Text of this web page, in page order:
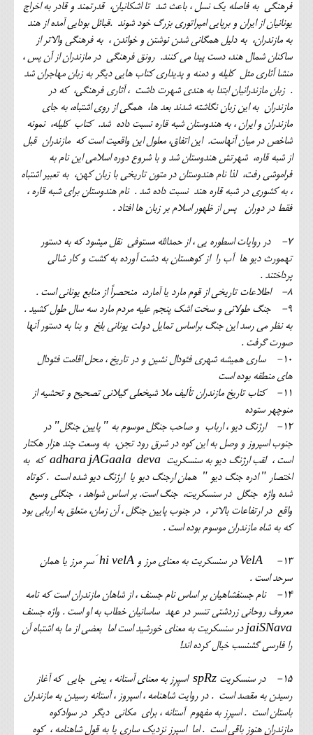
فرهنگی به فاصله یک نسل ، باعث شد تا اشکانیان، قدرتمند و قادر به اخراج
یونانیان از ایران و برپایی امپراتوری بزرگ خود شوند .قبائل بودایی آمده از هند
به مازندران، به دلیل همگانی شدن نوشتن و خواندن ، به فرهنگی والاتر از
ساکنان شمال هند، دست پیدا می کنند. رونق فرهنگی در مازندران از آن پس ،
منشا آثاری مثل کلیله و دمنه و پدیداری کتاب هایی دیگر به زبان مهاجران شد
. زبان مازندرانیان ابتدا به هندی شهرت داشت ، آثاری فرهنگی، که در
مازندران به این زبان نگاشته شدند بعد ها، همگی از روی اشتباه، به جای
مازندران و ایران ، به هندوستان شبه قاره نسبت داده شد. کتاب کلیله، نمونه
شاخص در میان آنهاست. این اتفاق، معلول این واقعیت است که مازندران قبل
از شبه قاره، شهرتش هندوستان شد و با شروع دوره اسلامی این نام به
فراموشی رفت، لذا نام هندوستان در متون تاریخی با زبان کهن، به تعبیر اشتباه
، به کشوری در شبه قاره هند نسبت داده شد . نام هندوستان برای شبه قاره ،
فقط در دوران پس از ظهور اسلام بر زبان ها افتاد .
7- در روایات اسطوره یی ، از حمدالله مستوفی نقل میشود که به دستور
تهمورث دیو ها آب را از کوهستان به دشت آورده به کشت و کار شالی
پرداختند .
8- اطلاعات تاریخی از قوم مارد یا آمارد، منحصراً از منابع یونانی است .
9- جنگ طولانی و سخت اشک پنجم علیه مردم مارد سه سال طول کشید .
به نظر می رسد این جنگ براساس تمایل دولت یونانی بلخ و بنا به دستور آنها
صورت گرفت .
10- ساری همیشه شهری فئودال نشین و در تاریخ ، محل اقامت فئودال
های منطقه بوده است
11- کتاب تاریخ مازندران تألیف ملا شیخعلی گیلانی تصحیح و تحشیه از
منوچهر ستوده
12- ارژنگ دیو ، ارباب و صاحب جنگل موسوم به " پایین جنگل" در
جنوب اسپروز و وصل به این کوه در شرق رود تجن، به وسعت چند هزار هکتار
است ، لقب ارژنگ دیو به سنسکریت adhara jAGaala deva که به
اختصار " ادره جنگ دیو " همان ارجنگ دیو یا ارژنگ دیو شده است . کوتاه
شده واژه جنگل در سنسکریت، جنگ است. بر اساس شواهد ، جنگلی وسیع
واقع در ارتفاعات بالاتر ، در جنوب پایین جنگل ، آن زمان، متعلق به اربابی بود
که به شاه مازندران موسوم بوده است .
13- VelA در سنسکریت به معنای مرز و hi velA َسرِ مرز یا همان
سرحد است .
14- نام جسنفشاهیان بر اساس نام جسنف ، از شاهان مازندران است که نامه
معروف روحانی زردشتی تنسر در عهد ساسانیان خطاب به او است . واژه جسنف
jaiSNava در سنسکریت به معنای خورشید است اما بعضی از ما به اشتباه آن
را فارسی گشنسب خیال کرده اند!
15- در سنسکریت spRz اسپِرِز به معنای آستانه ، یعنی جایی که آغاز
رسیدن به مقصد است . در روایت شاهنامه ، اسپروز ، آستانه رسیدن به مازندران
باستان است . اسپرِز به مفهوم آستانه ، برای مکانی دیگر در سوادکوه
مازندران هنوز باقی است . اما اسپرز نزدیک ساری یا به قول شاهنامه ، کوه